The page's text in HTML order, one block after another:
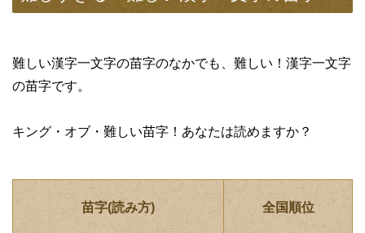
難しい漢字一文字の苗字のなかでも、難しい！漢字一文字
の苗字です。
キング・オブ・難しい苗字！あなたは読めますか？
苗字(読み方) 全国順位